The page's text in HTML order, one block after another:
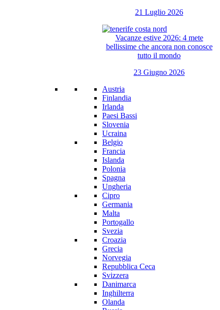
21 Luglio 2026
Vacanze estive 2026: 4 mete
bellissime che ancora non conosce
tutto il mondo
23 Giugno 2026
Austria
Finlandia
Irlanda
Paesi Bassi
Slovenia
Ucraina
Belgio
Francia
Islanda
Polonia
Spagna
Ungheria
Cipro
Germania
Malta
Portogallo
Svezia
Croazia
Grecia
Norvegia
Repubblica Ceca
Svizzera
Danimarca
Inghilterra
Olanda